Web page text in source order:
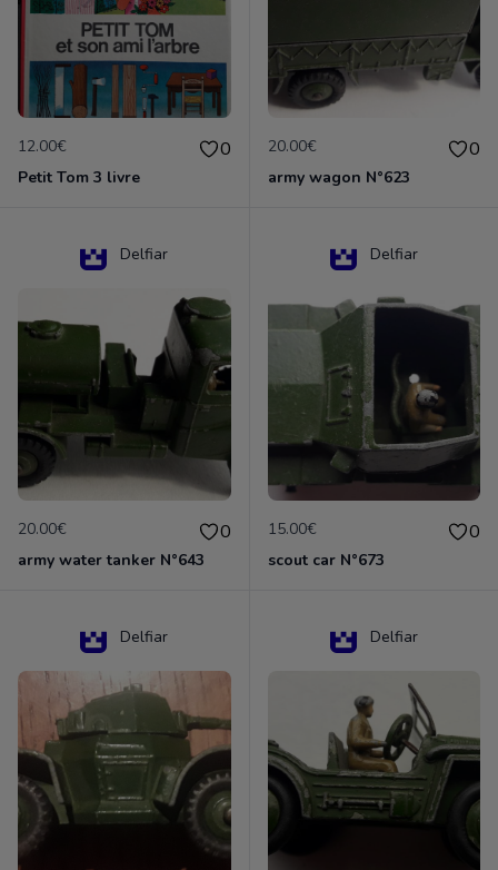
12.00€ 0
Petit Tom 3 livre
20.00€ 0
army wagon N°623
Delfiar
20.00€ 0
army water tanker N°643
Delfiar
15.00€ 0
scout car N°673
Delfiar Delfiar